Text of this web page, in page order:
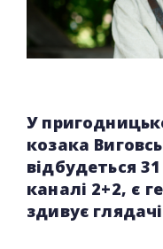
У
козака
відбудеться
каналі 2+2, є
здивує